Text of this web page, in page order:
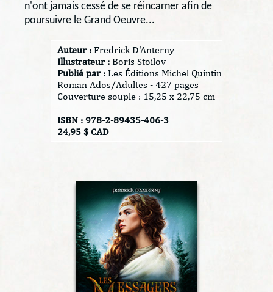
n'ont jamais cessé de se réincarner afin de
poursuivre le Grand Oeuvre...
Auteur : Fredrick D'Anterny
Illustrateur : Boris Stoilov
Publié par : Les Éditions Michel Quintin
Roman Ados/Adultes - 427 pages
Couverture souple : 15,25 x 22,75 cm
ISBN : 978-2-89435-406-3
24,95 $ CAD